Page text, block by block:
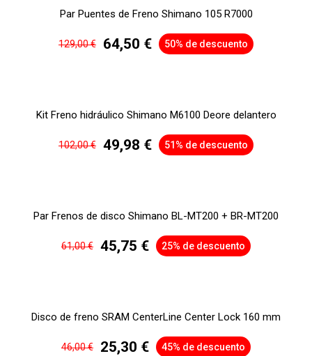
Par Puentes de Freno Shimano 105 R7000
129,00 € 64,50 € 50% de descuento
Kit Freno hidráulico Shimano M6100 Deore delantero
102,00 € 49,98 € 51% de descuento
Par Frenos de disco Shimano BL-MT200 + BR-MT200
61,00 € 45,75 € 25% de descuento
Disco de freno SRAM CenterLine Center Lock 160 mm
46,00 € 25,30 € 45% de descuento